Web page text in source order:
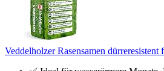
Veddelholzer Rasensamen